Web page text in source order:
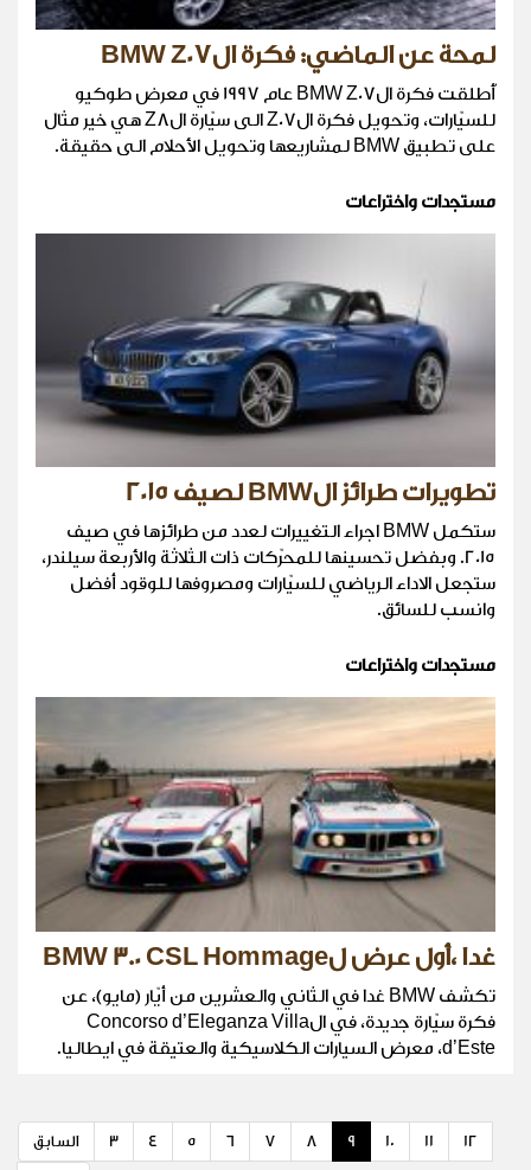
لمحة عن الماضي: فكرة الBMW Z07
أُطلقت فكرة الBMW Z07 عام 1997 في معرض طوكيو
للسيّارات، وتحويل فكرة الZ07 الى سيّارة الZ8 هي خير مثال
على تطبيق BMW لمشاريعها وتحويل الأحلام الى حقيقة.
مستجدات واختراعات
تطويرات طرائز الBMW لصيف 2015
ستكمل BMW اجراء التغييرات لعدد من طرائزها في صيف
2015. وبفضل تحسينها للمحرّكات ذات الثلاثة والأربعة سيلندر،
ستجعل الاداء الرياضي للسيّارات ومصروفها للوقود أفضل
وانسب للسائق.
مستجدات واختراعات
غدا ،أول عرض لBMW 3.0 CSL Hommage
تكشف BMW غدا في الثاني والعشرين من أيّار (مايو)، عن
فكرة سيّارة جديدة، في الConcorso d’Eleganza Villa
d’Este، معرض السيارات الكلاسيكية والعتيقة في ايطاليا.
السابق 3 4 5 6 7 8 9 10 11 12